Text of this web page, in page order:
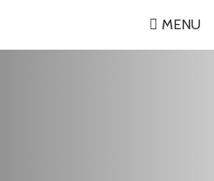
MENU